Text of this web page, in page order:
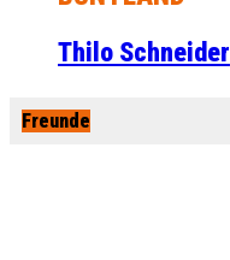
Thilo Schneider
Freunde